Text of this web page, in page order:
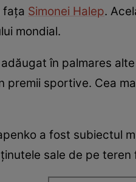
fața Simonei Halep.
mondial.
în palmares
premii sportive. Cea
a fost subiectul
sale de pe